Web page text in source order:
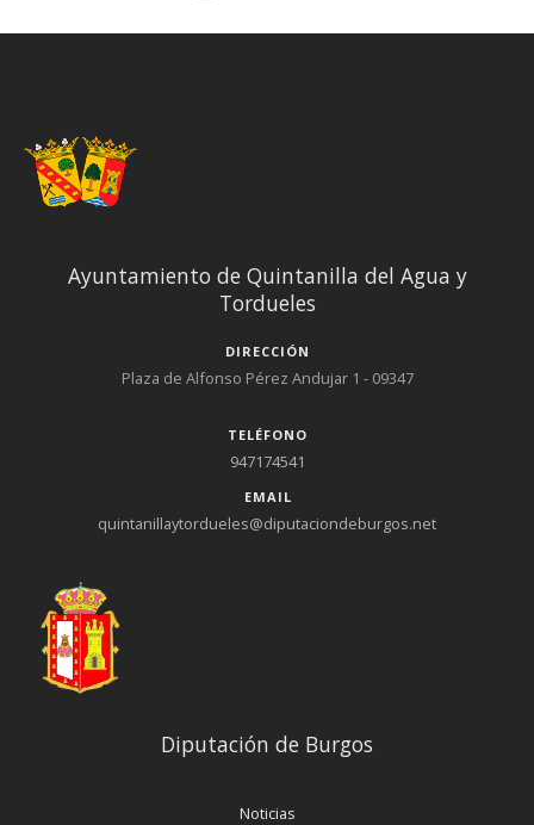
Ayuntamiento de Quintanilla del Agua y
Tordueles
DIRECCIÓN
Plaza de Alfonso Pérez Andujar 1 - 09347
TELÉFONO
947174541
EMAIL
quintanillaytordueles@diputaciondeburgos.net
Diputación de Burgos
Noticias